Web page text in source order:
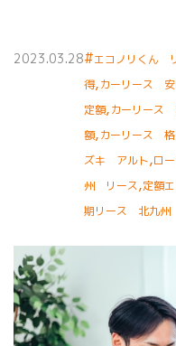
2023.03.28#エコノリくん
得,カーリース 安
定額,カーリース
額,カーリース
ズキ アルト,ロ
州 リース,定額
期リース 北九州